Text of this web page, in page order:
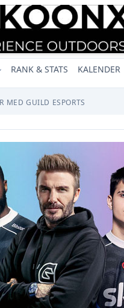
RANK & STATS KALENDER
MED GUILD ESPORTS